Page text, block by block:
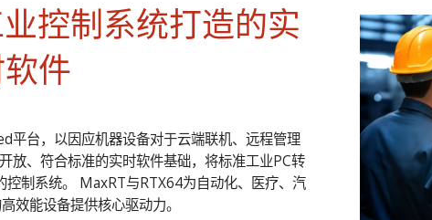
控制系统打造的实
件
平台，以因应机器设备对于云端联机、远程管理
放、符合标准的实时软件基础，将标准工业PC转
制系统。 MaxRT与RTX64为自动化、医疗、汽
效能设备提供核心驱动力。